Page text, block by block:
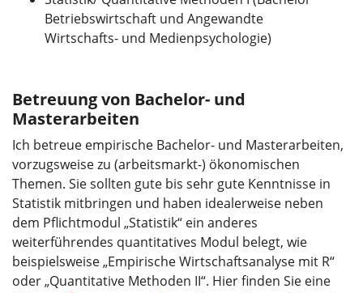
Betriebswirtschaft und Angewandte
Wirtschafts- und Medienpsychologie)
Betreuung von Bachelor- und
Masterarbeiten
Ich betreue empirische Bachelor- und Masterarbeiten,
vorzugsweise zu (arbeitsmarkt-) ökonomischen
Themen. Sie sollten gute bis sehr gute Kenntnisse in
Statistik mitbringen und haben idealerweise neben
dem Pflichtmodul „Statistik“ ein anderes
weiterführendes quantitatives Modul belegt, wie
beispielsweise „Empirische Wirtschaftsanalyse mit R“
oder „Quantitative Methoden II“. Hier finden Sie eine